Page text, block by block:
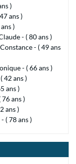
)
ans )
)
- ( 80 ans )
- ( 49 ans
- ( 66 ans )
42 ans )
ans )
76 ans )
ans )
( 78 ans )